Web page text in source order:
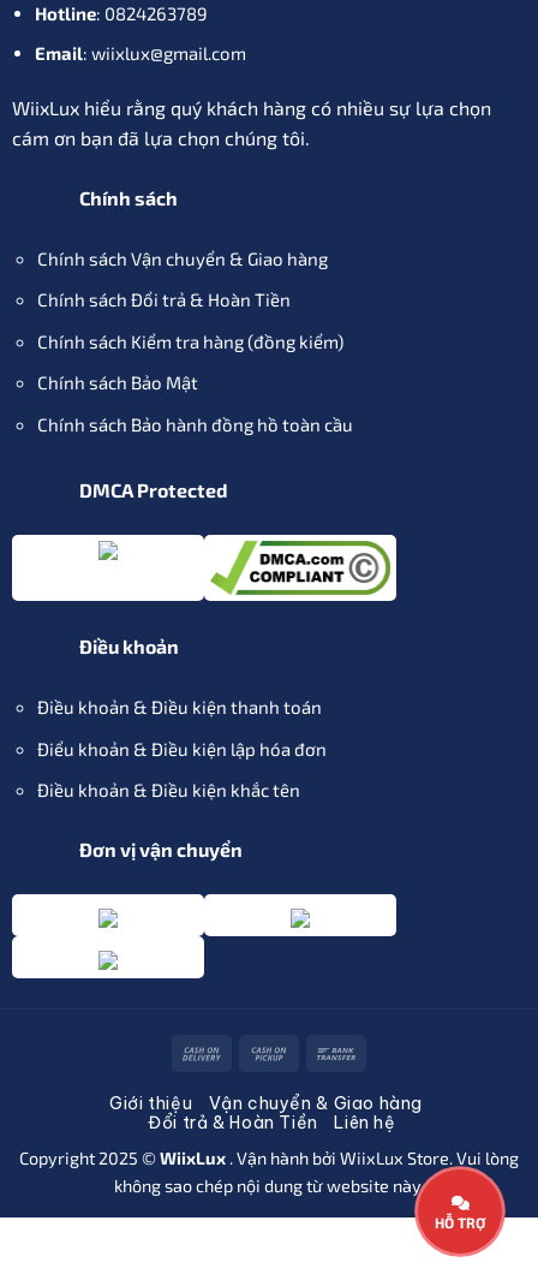
Hotline: 0824263789
Email: wiixlux@gmail.com
WiixLux hiểu rằng quý khách hàng có nhiều sự lựa chọn
cám ơn bạn đã lựa chọn chúng tôi.
Chính sách
Chính sách Vận chuyển & Giao hàng
Chính sách Đổi trả & Hoàn Tiền
Chính sách Kiểm tra hàng (đồng kiểm)
Chính sách Bảo Mật
Chính sách Bảo hành đồng hồ toàn cầu
DMCA Protected
Điều khoản
Điều khoản & Điều kiện thanh toán
Điểu khoản & Điều kiện lập hóa đơn
Điều khoản & Điều kiện khắc tên
Đơn vị vận chuyển
Cash
Delivery
Cash
Pickup
Giới thiệu
Vận chuyển & Giao hàng
Đổi trả & Hoàn Tiền
Liên hệ
Copyright 2025 ©WiixLux . Vận hành bởi WiixLux Store. Vui lòng
không sao chép nội dung từ website này.
HỖ TRỢ